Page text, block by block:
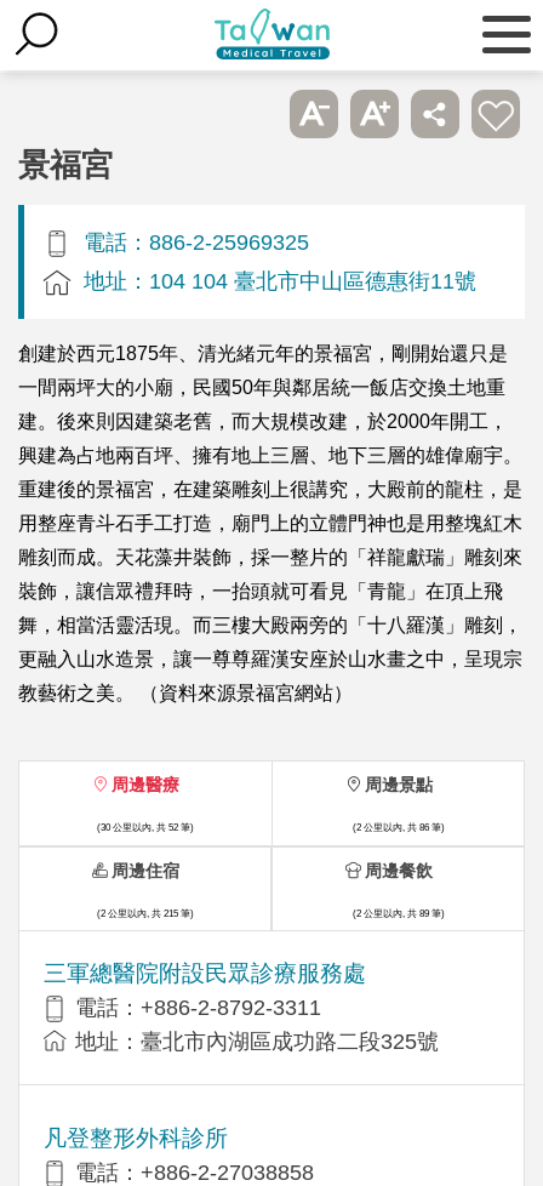
景福宮
電話：886-2-25969325
地址：104 104 臺北市中山區德惠街11號
創建於西元1875年、清光緒元年的景福宮，剛開始還只是
一間兩坪大的小廟，民國50年與鄰居統一飯店交換土地重
建。後來則因建築老舊，而大規模改建，於2000年開工，
興建為占地兩百坪、擁有地上三層、地下三層的雄偉廟宇。
重建後的景福宮，在建築雕刻上很講究，大殿前的龍柱，是
用整座青斗石手工打造，廟門上的立體門神也是用整塊紅木
雕刻而成。天花藻井裝飾，採一整片的「祥龍獻瑞」雕刻來
裝飾，讓信眾禮拜時，一抬頭就可看見「青龍」在頂上飛
舞，相當活靈活現。而三樓大殿兩旁的「十八羅漢」雕刻，
更融入山水造景，讓一尊尊羅漢安座於山水畫之中，呈現宗
教藝術之美。 （資料來源景福宮網站）
周邊醫療
(30 公里以內, 共 52 筆)
三軍總醫院附設民眾診療服務處
電話：+886-2-8792-3311
地址：臺北市內湖區成功路二段325號
凡登整形外科診所
電話：+886-2-27038858
周邊景點
(2 公里以內, 共 86 筆)
周邊住宿
(2 公里以內, 共 215 筆)
周邊餐飲
(2 公里以內, 共 89 筆)